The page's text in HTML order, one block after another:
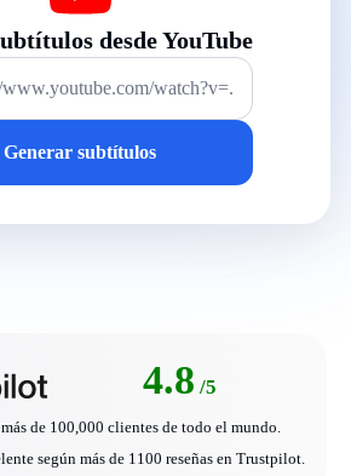
desde YouTube
Generar subtítulos
4.8 /5
de 100,000 clientes de todo el mundo.
según más de 1100 reseñas en Trustpilot.